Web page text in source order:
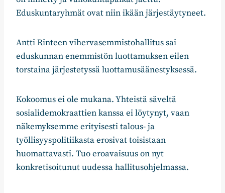
Eduskuntaryhmät ovat niin ikään järjestäytyneet.
Antti Rinteen vihervasemmistohallitus sai
eduskunnan enemmistön luottamuksen eilen
torstaina järjestetyssä luottamusäänestyksessä.
Kokoomus ei ole mukana. Yhteistä säveltä
sosialidemokraattien kanssa ei löytynyt, vaan
näkemyksemme erityisesti talous- ja
työllisyyspolitiikasta erosivat toisistaan
huomattavasti. Tuo eroavaisuus on nyt
konkretisoitunut uudessa hallitusohjelmassa.